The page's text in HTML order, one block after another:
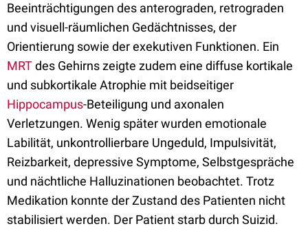
Beeinträchtigungen des anterograden, retrograden
und visuell-räumlichen Gedächtnisses, der
Orientierung sowie der exekutiven Funktionen. Ein
MRTdes Gehirns zeigte zudem eine diffuse kortikale
und subkortikale Atrophie mit beidseitiger
Hippocampus-Beteiligung und axonalen
Verletzungen. Wenig später wurden emotionale
Labilität, unkontrollierbare Ungeduld, Impulsivität,
Reizbarkeit, depressive Symptome, Selbstgespräche
und nächtliche Halluzinationen beobachtet. Trotz
Medikation konnte der Zustand des Patienten nicht
stabilisiert werden. Der Patient starb durch Suizid.